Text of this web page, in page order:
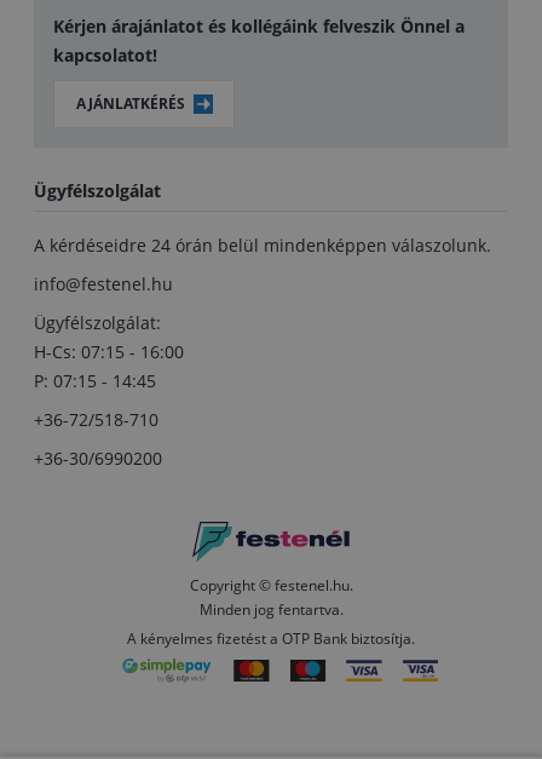
Kérjen árajánlatot és kollégáink felveszik Önnel a
kapcsolatot!
AJÁNLATKÉRÉS
Ügyfélszolgálat
A kérdéseidre 24 órán belül mindenképpen válaszolunk.
info@festenel.hu
Ügyfélszolgálat:
H-Cs: 07:15 - 16:00
P: 07:15 - 14:45
+36-72/518-710
+36-30/6990200
Copyright © festenel.hu.
Minden jog fentartva.
A kényelmes fizetést a OTP Bank biztosítja.